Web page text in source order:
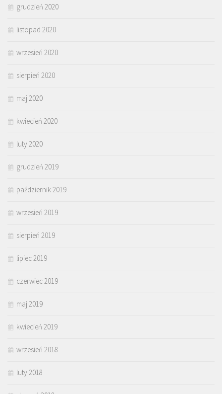
grudzień 2020
listopad 2020
wrzesień 2020
sierpień 2020
maj 2020
kwiecień 2020
luty 2020
grudzień 2019
październik 2019
wrzesień 2019
sierpień 2019
lipiec 2019
czerwiec 2019
maj 2019
kwiecień 2019
wrzesień 2018
luty 2018